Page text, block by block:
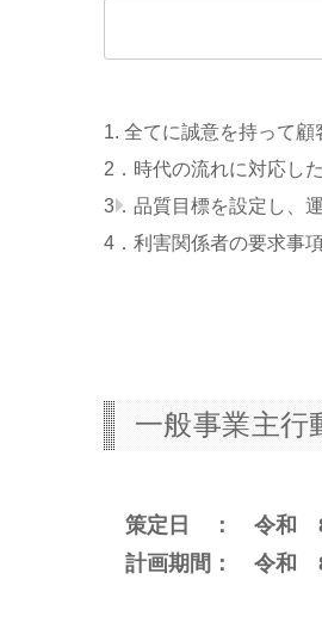
1. 全てに誠意を持って顧
2．時代の流れに対応し
3．品質目標を設定し、
4．利害関係者の要求事
一般事業主行
策定日 ： 令和
計画期間： 令